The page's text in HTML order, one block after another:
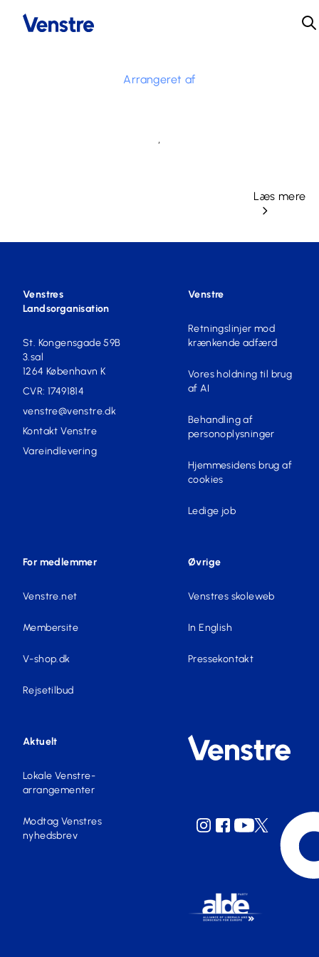
Arrangeret af
,
Læs mere
Venstres
Landsorganisation
St. Kongensgade 59B
3.sal
1264 København K
CVR: 17491814
venstre@venstre.dk
Kontakt Venstre
Vareindlevering
Venstre
Retningslinjer mod
krænkende adfærd
Vores holdning til brug
af AI
Behandling af
personoplysninger
Hjemmesidens brug af
cookies
Ledige job
For medlemmer
Venstre.net
Membersite
V-shop.dk
Rejsetilbud
Øvrige
Venstres skoleweb
In English
Pressekontakt
Aktuelt
Lokale Venstre-
arrangementer
Modtag Venstres
nyhedsbrev